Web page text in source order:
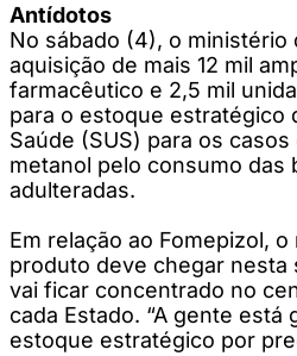
Antídotos
No sábado (4), o ministério
aquisição de mais 12 mil
farmacêutico e 2,5 mil
para o estoque estratégico
Saúde (SUS) para os
metanol pelo consumo das
adulteradas.
Em relação ao Fomepizol,
produto deve chegar nesta
vai ficar concentrado no
cada Estado. “A gente está
estoque estratégico por